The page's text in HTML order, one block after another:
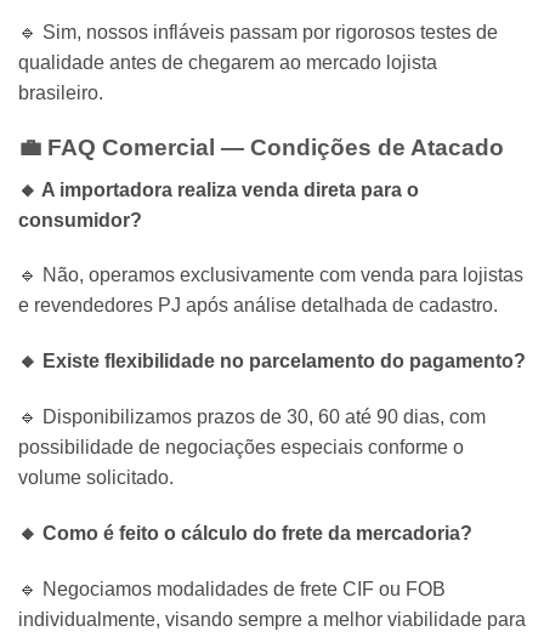
🔹 Sim, nossos infláveis passam por rigorosos testes de
qualidade antes de chegarem ao mercado lojista
brasileiro.
💼 FAQ Comercial — Condições de Atacado
🔸 A importadora realiza venda direta para o
consumidor?
🔹 Não, operamos exclusivamente com venda para lojistas
e revendedores PJ após análise detalhada de cadastro.
🔸 Existe flexibilidade no parcelamento do pagamento?
🔹 Disponibilizamos prazos de 30, 60 até 90 dias, com
possibilidade de negociações especiais conforme o
volume solicitado.
🔸 Como é feito o cálculo do frete da mercadoria?
🔹 Negociamos modalidades de frete CIF ou FOB
individualmente, visando sempre a melhor viabilidade para